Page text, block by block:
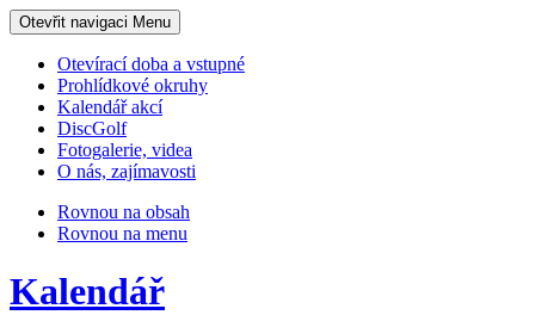
Otevřit navigaci Menu
Otevírací doba a vstupné
Prohlídkové okruhy
Kalendář akcí
DiscGolf
Fotogalerie, videa
O nás, zajímavosti
Rovnou na obsah
Rovnou na menu
Kalendář